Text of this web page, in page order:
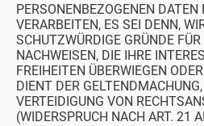
PERSONENBEZOGENEN
VERARBEITEN, ES SEI DENN,
SCHUTZWÜRDIGE GRÜNDE
NACHWEISEN, DIE IHRE
FREIHEITEN ÜBERWIEGEN
DIENT DER
VERTEIDIGUNG VON
(WIDERSPRUCH NACH ART. 21